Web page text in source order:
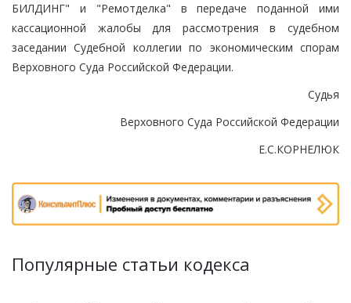
БИЛДИНГ" и "Ремотделка" в передаче поданной ими
кассационной жалобы для рассмотрения в судебном
заседании Судебной коллегии по экономическим спорам
Верховного Суда Российской Федерации.
Судья
Верховного Суда Российской Федерации
Е.С.КОРНЕЛЮК
Популярные статьи кодекса